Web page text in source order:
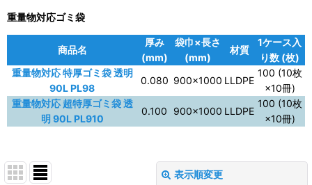
重量物対応ゴミ袋
商品名
厚み
(mm)
袋巾×長さ
(mm)
材質
1ケース入
り数 (枚)
重量物対応 特厚ゴミ袋 透明
90L PL98
0.080 900×1000 LLDPE
100 (10枚
×10冊)
重量物対応 超特厚ゴミ袋 透
明 90L PL910
0.100 900×1000 LLDPE
100 (10枚
×10冊)
表示順変更